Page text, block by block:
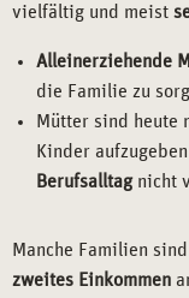
vielfältig und meist
Alleinerziehende
die Familie zu
Mütter sind heute
Kinder
Berufsalltagnicht
Manche Familien
zweites Einkommen